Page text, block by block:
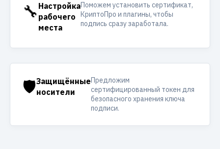
🔧 Настройка
рабочего
места
Поможем установить сертификат,
КриптоПро и плагины, чтобы
подпись сразу заработала.
🛡️Защищённые
носители
Предложим
сертифицированный токен для
безопасного хранения ключа
подписи.